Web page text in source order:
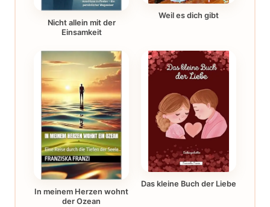
Nicht allein mit der
Einsamkeit
Weil es dich gibt
In meinem Herzen wohnt
der Ozean
Das kleine Buch der Liebe